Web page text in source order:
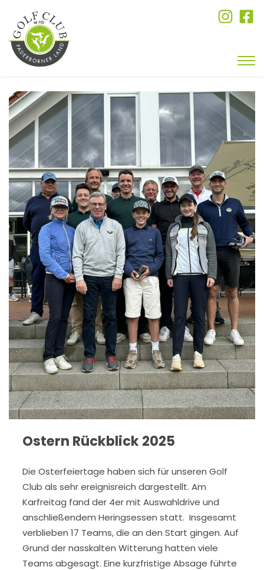
Ostern Rückblick 2025
Die Osterfeiertage haben sich für unseren Golf
Club als sehr ereignisreich dargestellt. Am
Karfreitag fand der 4er mit Auswahldrive und
anschließendem Heringsessen statt. Insgesamt
verblieben 17 Teams, die an den Start gingen. Auf
Grund der nasskalten Witterung hatten viele
Teams abgesagt. Eine kurzfristige Absage führte